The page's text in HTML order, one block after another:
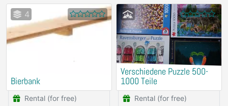
4
Bierbank
Rental (for free)
Verschiedene Puzzle 500-
1000 Teile
Rental (for free)